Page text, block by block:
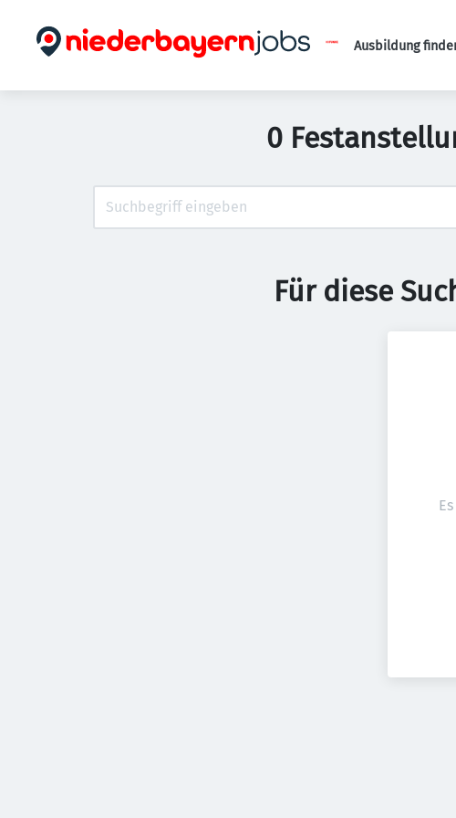
Ausbildung
0
Für diese